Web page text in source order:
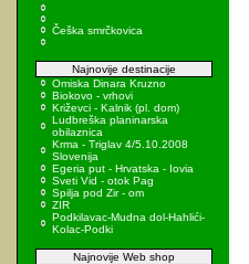
Češka smrčkovica
Najnovije destinacije
Omiska Dinara Kruzno
Biokovo - vrhovi
Križevci - Kalnik (pl. dom)
Ludbreška planinarska
obilaznica
Krma - Triglav 4/5.10.2008
Slovenija
Egeria put - Hrvatska - Iovia
Sveti Vid - otok Pag
Spilja pod Zir - om
ZIR
Podkilavac-Mudna dol-Hahlići-
Kolac-Podki
Najnovije Web shop